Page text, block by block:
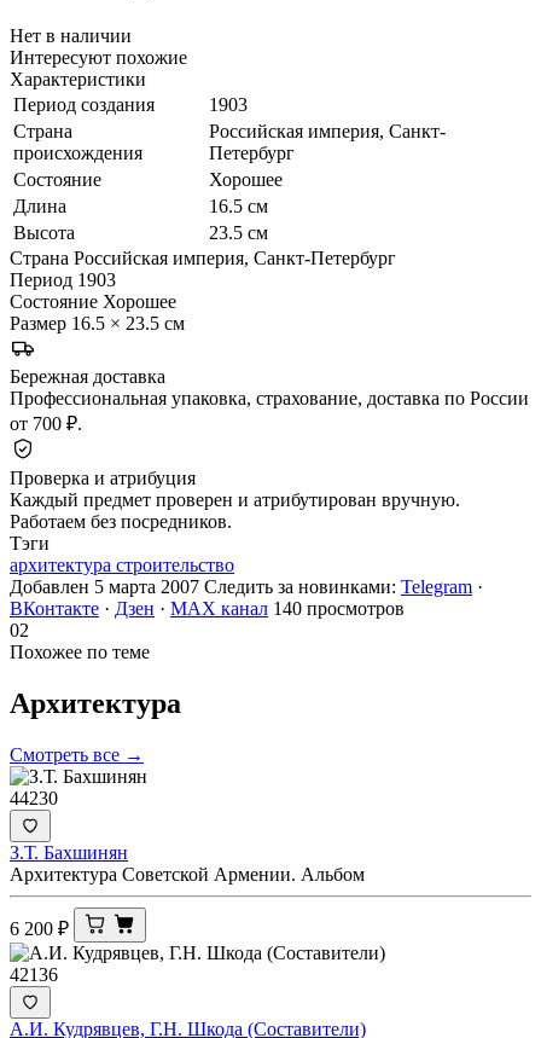
Нет в наличии
Интересуют похожие
Характеристики
Период создания
1903
Страна
происхождения
Российская империя, Санкт-
Петербург
Состояние
Хорошее
Длина
16.5 см
Высота
23.5 см
Страна Российская империя, Санкт-Петербург
Период 1903
Состояние Хорошее
Размер 16.5 × 23.5 см
Бережная доставка
Профессиональная упаковка, страхование, доставка по России
от 700 ₽.
Проверка и атрибуция
Каждый предмет проверен и атрибутирован вручную.
Работаем без посредников.
Тэги
архитектура строительство
Добавлен 5 марта 2007 Следить за новинками: Telegram ·
ВКонтакте · Дзен · MAX канал 140 просмотров
02
Похожее по теме
Архитектура
Смотреть все →
44230
З.Т. Бахшинян
Архитектура Советской Армении. Альбом
6 200 ₽
42136
А.И. Кудрявцев, Г.Н. Шкода (Составители)